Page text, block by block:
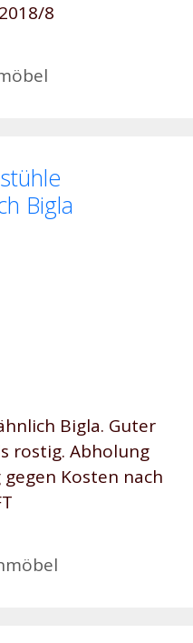
8
Bigla
Bigla. Guter
rostig. Abholung
Kosten nach